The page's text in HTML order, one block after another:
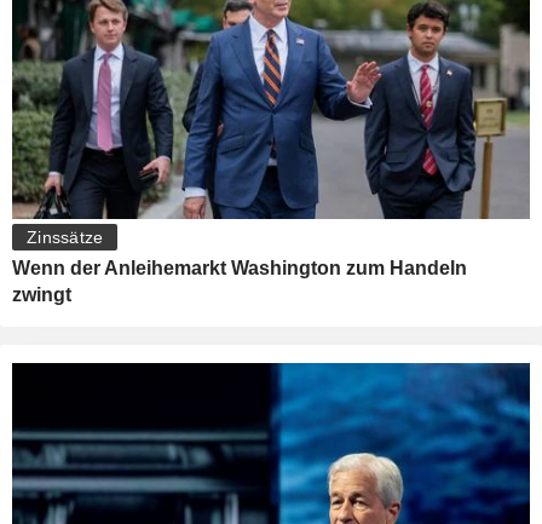
Zinssätze
Wenn der Anleihemarkt Washington zum Handeln
zwingt